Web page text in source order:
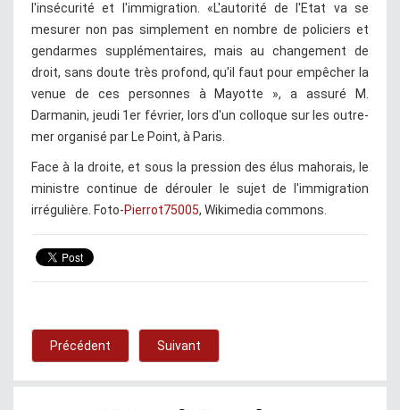
l'insécurité et l'immigration. «L'autorité de l'Etat va se
mesurer non pas simplement en nombre de policiers et
gendarmes supplémentaires, mais au changement de
droit, sans doute très profond, qu'il faut pour empêcher la
venue de ces personnes à Mayotte », a assuré M.
Darmanin, jeudi 1er février, lors d'un colloque sur les outre-
mer organisé par Le Point, à Paris.
Face à la droite, et sous la pression des élus mahorais, le
ministre continue de dérouler le sujet de l'immigration
irrégulière. Foto-Pierrot75005, Wikimedia commons.
Précédent Suivant